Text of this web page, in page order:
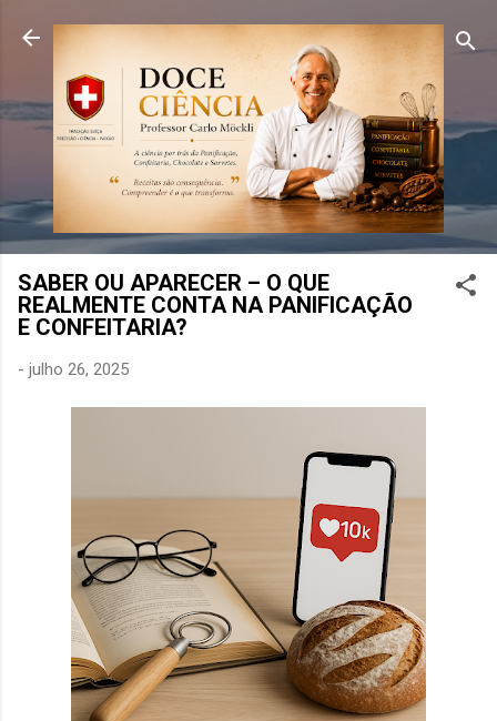
Pular para o conteúdo principal
SABER OU APARECER – O QUE
REALMENTE CONTA NA PANIFICAÇÃO
E CONFEITARIA?
- julho 26, 2025